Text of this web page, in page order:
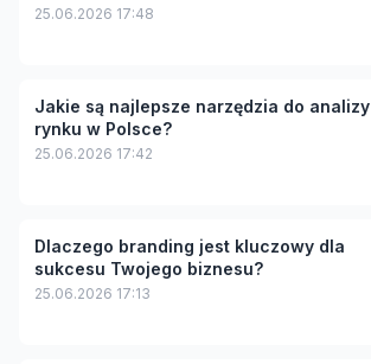
25.06.2026 17:48
Jakie są najlepsze narzędzia do analizy
rynku w Polsce?
25.06.2026 17:42
Dlaczego branding jest kluczowy dla
sukcesu Twojego biznesu?
25.06.2026 17:13